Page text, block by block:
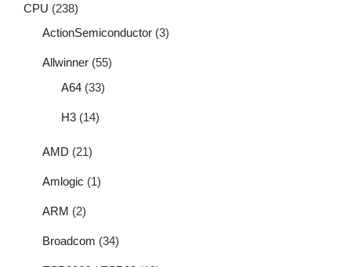
CPU (238)
ActionSemiconductor (3)
Allwinner (55)
A64 (33)
H3 (14)
AMD (21)
Amlogic (1)
ARM (2)
Broadcom (34)